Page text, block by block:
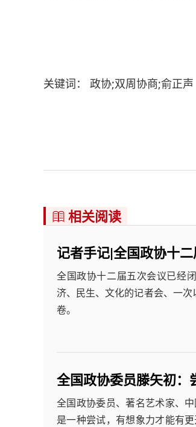
关键词： 政协;双周协商;俞正声
 相关阅读
记者手记|全国政协十
全国政协十二届五次会议已经
济、民生、文化的记者会、一
卷。
全国政协委员滕矢初：
全国政协委员、著名艺术家、
是一种尝试，有想象力才能有